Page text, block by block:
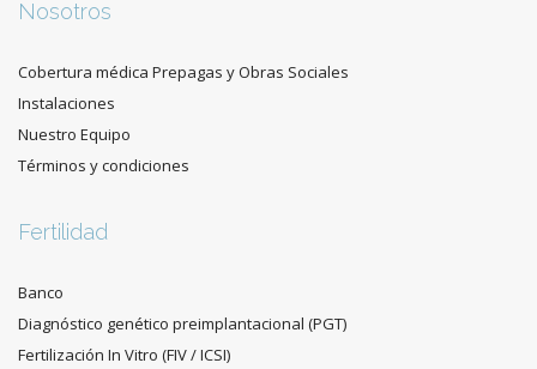
Nosotros
Cobertura médica Prepagas y Obras Sociales
Instalaciones
Nuestro Equipo
Términos y condiciones
Fertilidad
Banco
Diagnóstico genético preimplantacional (PGT)
Fertilización In Vitro (FIV / ICSI)